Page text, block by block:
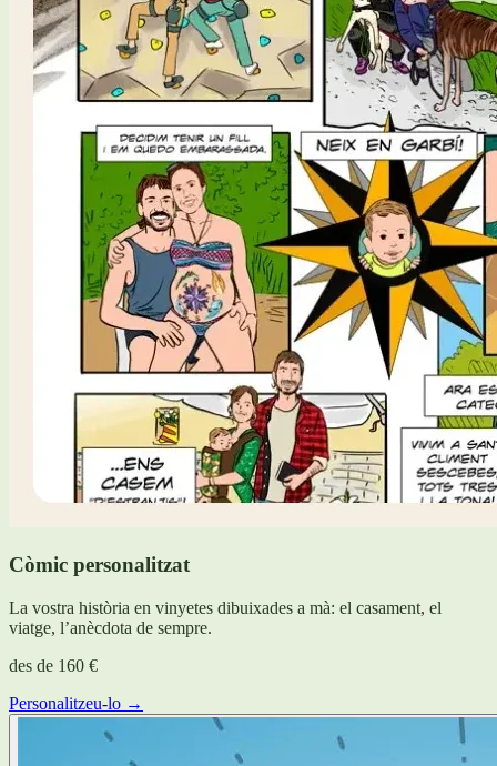
Còmic personalitzat
La vostra història en vinyetes dibuixades a mà: el casament, el
viatge, l’anècdota de sempre.
des de 160 €
Personalitzeu-lo →